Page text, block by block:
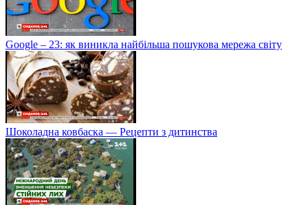
Google – 23: як виникла найбільша пошукова мережа світу
Шоколадна ковбаска — Рецепти з дитинства